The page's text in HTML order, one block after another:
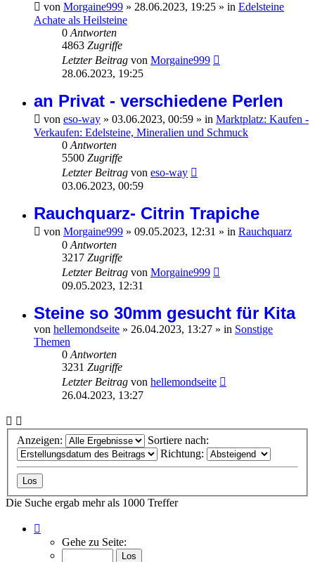
von Morgaine999 » 28.06.2023, 19:25 » in Edelsteine
Achate als Heilsteine
0 Antworten
4863 Zugriffe
Letzter Beitrag von Morgaine999
28.06.2023, 19:25
an Privat - verschiedene Perlen
von eso-way » 03.06.2023, 00:59 » in Marktplatz: Kaufen -
Verkaufen: Edelsteine, Mineralien und Schmuck
0 Antworten
5500 Zugriffe
Letzter Beitrag von eso-way
03.06.2023, 00:59
Rauchquarz- Citrin Trapiche
von Morgaine999 » 09.05.2023, 12:31 » in Rauchquarz
0 Antworten
3217 Zugriffe
Letzter Beitrag von Morgaine999
09.05.2023, 12:31
Steine so 30mm gesucht für Kita
von hellemondseite » 26.04.2023, 13:27 » in Sonstige
Themen
0 Antworten
3231 Zugriffe
Letzter Beitrag von hellemondseite
26.04.2023, 13:27
Anzeigen:
Sortiere nach:
Richtung:
Die Suche ergab mehr als 1000 Treffer
von
Gehe zu Seite: